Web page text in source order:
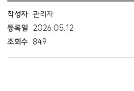
작성자 관리자
등록일 2026.05.12
조회수 849